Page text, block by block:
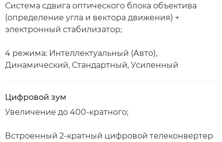
Система сдвига оптического блока объектива
(определение угла и вектора движения) +
электронный стабилизатор;
4 режима: Интеллектуальный (Авто),
Динамический, Стандартный, Усиленный
Цифровой зум
Увеличение до 400-кратного;
Встроенный 2-кратный цифровой телеконвертер